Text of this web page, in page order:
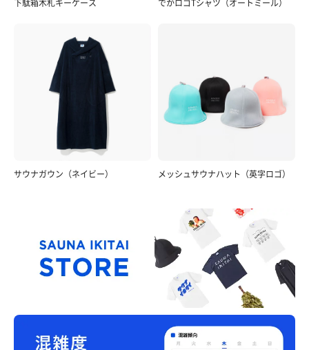
サウナガウン（ネイビー） メッシュサウナハット（英字ロゴ）